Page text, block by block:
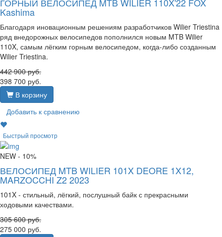
Kashima
Благодаря иновационным решениям разработчиков Wilier Triestina
ряд внедорожных велосипедов пополнился новым MTB Wilier
110X, самым лёгким горным велосипедом, когда-либо созданным
Wilier Triestina.
442 900руб.
398 700 руб.
В корзину
Добавить к сравнению
Быстрый просмотр
NEW - 10%
ВЕЛОСИПЕД MTB WILIER 101X DEORE 1X12,
MARZOCCHI Z2 2023
101X - стильный, лёгкий, послушный байк с прекрасными
ходовыми качествами.
305 600руб.
275 000 руб.